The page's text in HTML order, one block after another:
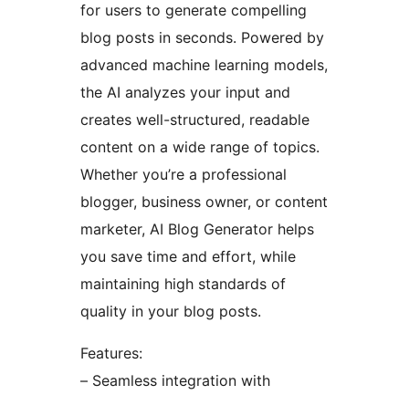
for users to generate compelling
blog posts in seconds. Powered by
advanced machine learning models,
the AI analyzes your input and
creates well-structured, readable
content on a wide range of topics.
Whether you’re a professional
blogger, business owner, or content
marketer, AI Blog Generator helps
you save time and effort, while
maintaining high standards of
quality in your blog posts.
Features:
– Seamless integration with